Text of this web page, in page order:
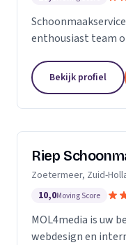
enthousiast team
een aantal jaren in
werkzaam te...
Bekijk profiel
Riep
Zoetermeer, Zuid-
10,0Moving Score
MOL4media is uw
webdesign en